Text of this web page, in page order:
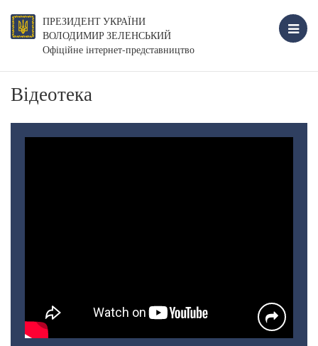
ПРЕЗИДЕНТ УКРАЇНИ
ВОЛОДИМИР ЗЕЛЕНСЬКИЙ
Офіційне інтернет-представництво
Відеотека